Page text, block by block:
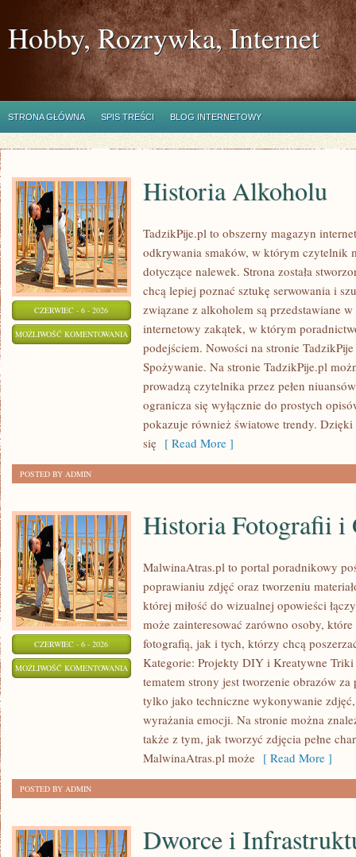
Hobby, Rozrywka, Internet
STRONA GŁÓWNA SPIS TREŚCI BLOG INTERNETOWY
CZERWIEC - 6 - 2026
MOŻLIWOŚĆ KOMENTOWANIA HISTORIA
ALKOHOLU
Historia Alkoholu
TadzikPije.pl to obszerny magazyn
odkrywania smaków, w którym czytelnik
dotyczące nalewek. Strona została
chcą lepiej poznać sztukę serwowania i
związane z alkoholem są przedstawiane
internetowy zakątek, w którym
podejściem. Nowości na stronie
Spożywanie. Na stronie TadzikPije.pl
prowadzą czytelnika przez pełen
ogranicza się wyłącznie do prostych
pokazuje również światowe trendy.
się [ Read More ]
POSTED BY ADMIN
CZERWIEC - 6 - 2026
MOŻLIWOŚĆ KOMENTOWANIA HISTORIA
FOTOGRAFII
GRAFIKI
Historia Fotografii i
MalwinaAtras.pl to portal poradnikowy
poprawianiu zdjęć oraz tworzeniu
której miłość do wizualnej opowieści
może zainteresować zarówno osoby,
fotografią, jak i tych, którzy chcą
Kategorie: Projekty DIY i Kreatywne
tematem strony jest tworzenie obrazów
tylko jako techniczne wykonywanie
wyrażania emocji. Na stronie można
także z tym, jak tworzyć zdjęcia pełne
MalwinaAtras.pl może [ Read More ]
POSTED BY ADMIN
Dworce i